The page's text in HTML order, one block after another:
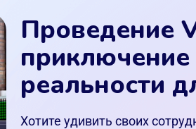
Проведение
реальности
Хотите удивить своих